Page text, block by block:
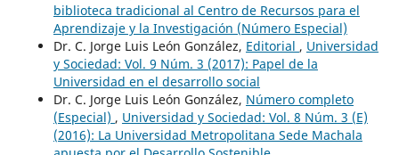
biblioteca tradicional al Centro de Recursos para el
Aprendizaje y la Investigación (Número Especial)
Dr. C. Jorge Luis León González, Editorial , Universidad
y Sociedad: Vol. 9 Núm. 3 (2017): Papel de la
Universidad en el desarrollo social
Dr. C. Jorge Luis León González, Número completo
(Especial) , Universidad y Sociedad: Vol. 8 Núm. 3 (E)
(2016): La Universidad Metropolitana Sede Machala